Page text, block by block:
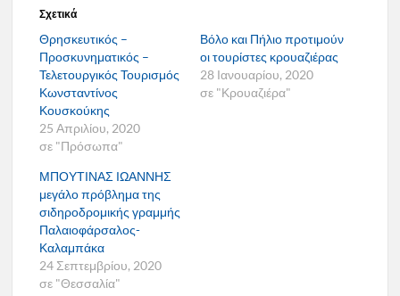
Σχετικά
Θρησκευτικός –
Προσκυνηματικός –
Τελετουργικός Τουρισμός
Κωνσταντίνος
Κουσκούκης
25 Απριλίου, 2020
σε "Πρόσωπα"
Βόλο και Πήλιο προτιμούν
οι τουρίστες κρουαζιέρας
28 Ιανουαρίου, 2020
σε "Κρουαζιέρα"
ΜΠΟΥΤΙΝΑΣ ΙΩΑΝΝΗΣ
μεγάλο πρόβλημα της
σιδηροδρομικής γραμμής
Παλαιοφάρσαλος-
Καλαμπάκα
24 Σεπτεμβρίου, 2020
σε "Θεσσαλία"